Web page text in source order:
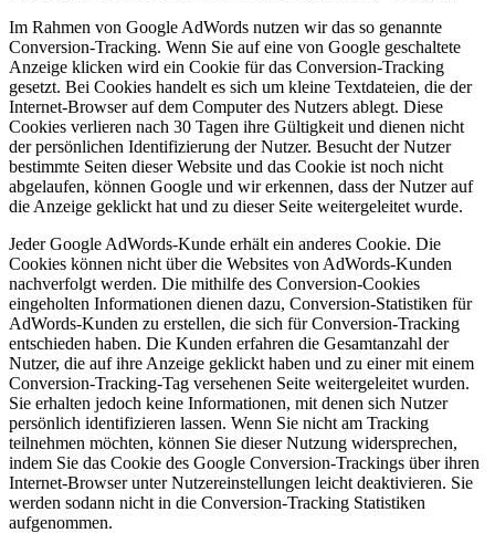
Im Rahmen von Google AdWords nutzen wir das so genannte
Conversion-Tracking. Wenn Sie auf eine von Google geschaltete
Anzeige klicken wird ein Cookie für das Conversion-Tracking
gesetzt. Bei Cookies handelt es sich um kleine Textdateien, die der
Internet-Browser auf dem Computer des Nutzers ablegt. Diese
Cookies verlieren nach 30 Tagen ihre Gültigkeit und dienen nicht
der persönlichen Identifizierung der Nutzer. Besucht der Nutzer
bestimmte Seiten dieser Website und das Cookie ist noch nicht
abgelaufen, können Google und wir erkennen, dass der Nutzer auf
die Anzeige geklickt hat und zu dieser Seite weitergeleitet wurde.
Jeder Google AdWords-Kunde erhält ein anderes Cookie. Die
Cookies können nicht über die Websites von AdWords-Kunden
nachverfolgt werden. Die mithilfe des Conversion-Cookies
eingeholten Informationen dienen dazu, Conversion-Statistiken für
AdWords-Kunden zu erstellen, die sich für Conversion-Tracking
entschieden haben. Die Kunden erfahren die Gesamtanzahl der
Nutzer, die auf ihre Anzeige geklickt haben und zu einer mit einem
Conversion-Tracking-Tag versehenen Seite weitergeleitet wurden.
Sie erhalten jedoch keine Informationen, mit denen sich Nutzer
persönlich identifizieren lassen. Wenn Sie nicht am Tracking
teilnehmen möchten, können Sie dieser Nutzung widersprechen,
indem Sie das Cookie des Google Conversion-Trackings über ihren
Internet-Browser unter Nutzereinstellungen leicht deaktivieren. Sie
werden sodann nicht in die Conversion-Tracking Statistiken
aufgenommen.